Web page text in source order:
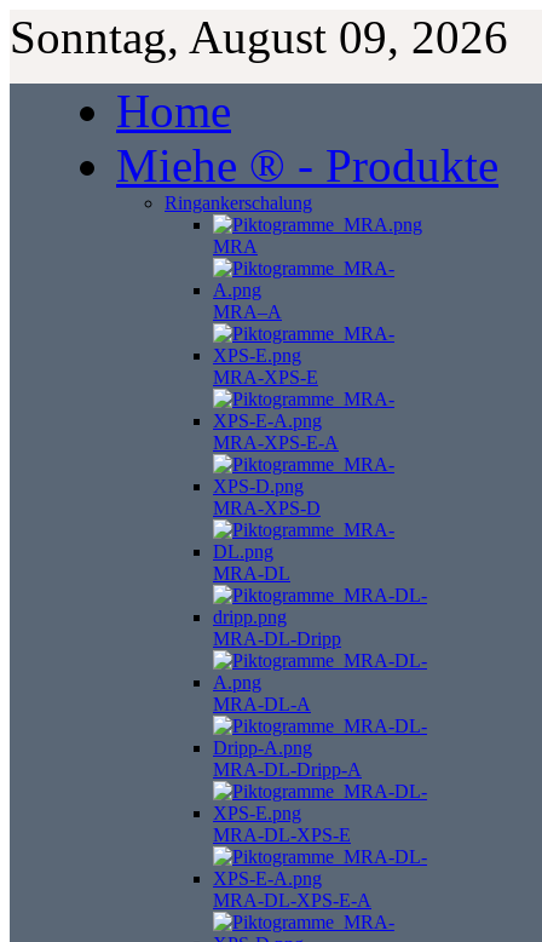
Sonntag, August 09, 2026
Home
Miehe ® - Produkte
Ringankerschalung
MRA
MRA–A
MRA-XPS-E
MRA-XPS-E-A
MRA-XPS-D
MRA-DL
MRA-DL-Dripp
MRA-DL-A
MRA-DL-Dripp-A
MRA-DL-XPS-E
MRA-DL-XPS-E-A